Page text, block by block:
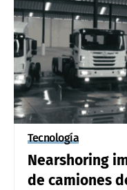
Tecnología
Nearshoring
de camiones